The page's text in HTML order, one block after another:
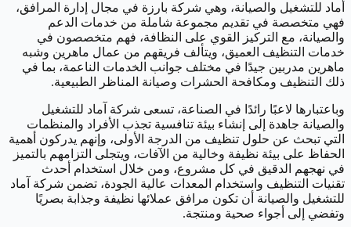
أماد للتشغيل والصيانة، وهي شركة بارزة في مجال إدارة المرافق،
فهي متخصصة في تقديم مجموعة شاملة من خدمات الدعم
والصيانة، مع التركيز القوي على النظافة، فهم متخصصون في
خدمات التنظيف العميق، ويتألف فريقهم من عمال ماهرين وشبه
ماهرين مدربين جيدًا في مختلف جوانب الخدمات الناعمة، بما في
ذلك التنظيف ومكافحة الحشرات وصيانة المناظر الطبيعية.
وباعتبارها لاعبًا رائدًا في الصناعة، تسعى شركة آماد للتشغيل
والصيانة جاهدة إلى إنشاء بيئة تنافسية تجذب الأفراد والمنظمات
التي تبحث عن حلول تنظيف من الدرجة الأولى، وإنهم يدركون أهمية
الحفاظ على بيئة نظيفة وخالية من الآفات، ويتجلى التزامهم بالتميز
في نهجهم الدقيق في كل مشروع، ومن خلال استخدام أحدث
تقنيات التنظيف واستخدام المعدات عالية الجودة، تضمن شركة آماد
للتشغيل والصيانة أن تكون مرافق عملائها نظيفة وجذابة بصريًا
وتفضي إلى أجواء صحية ومنتجة.